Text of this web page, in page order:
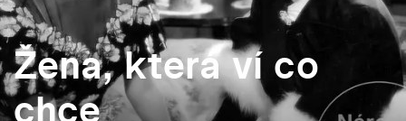
Žena, která ví co
chce